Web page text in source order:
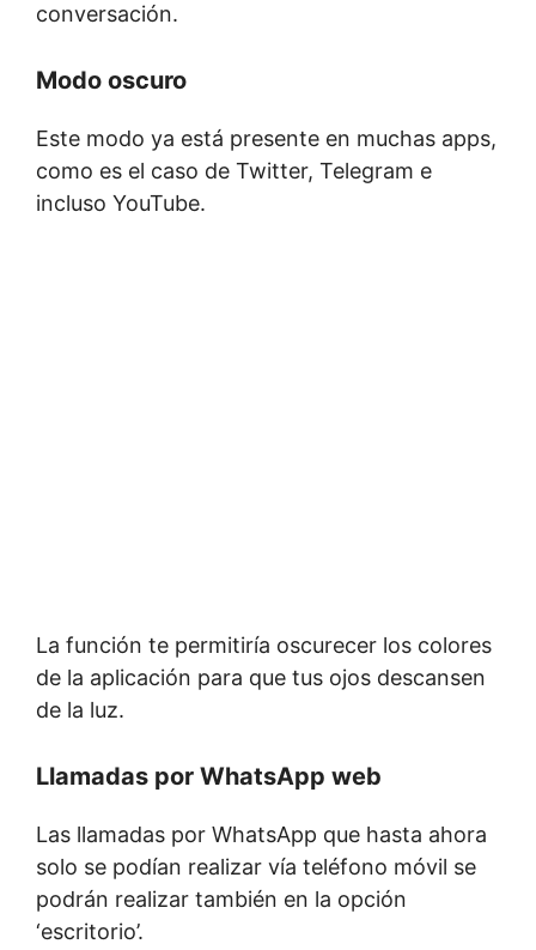
conversación.
Modo oscuro
Este modo ya está presente en muchas apps,
como es el caso de Twitter, Telegram e
incluso YouTube.
La función te permitiría oscurecer los colores
de la aplicación para que tus ojos descansen
de la luz.
Llamadas por WhatsApp web
Las llamadas por WhatsApp que hasta ahora
solo se podían realizar vía teléfono móvil se
podrán realizar también en la opción
‘escritorio’.